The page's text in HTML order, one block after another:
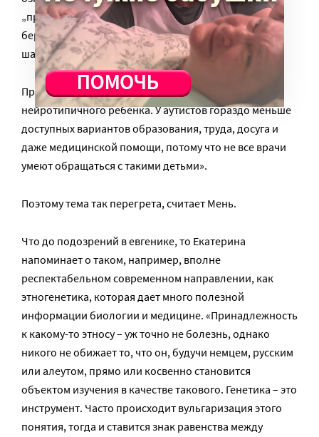
„прозевали ранние признаки“, „не подготовились к
беременности“, „наверняка обращались к
шарлатану“.
Права детей с аутизмом до сих пор не равны правам
нейротипичного ребенка. У аутистов гораздо меньше
доступных вариантов образования, труда, досуга и
даже медицинской помощи, потому что не все врачи
умеют обращаться с такими детьми».
Поэтому тема так перегрета, считает Мень.
Что до подозрений в евгенике, то Екатерина
напоминает о таком, например, вполне
респектабельном современном направлении, как
этногенетика, которая дает много полезной
информации биологии и медицине. «Принадлежность
к какому-то этносу – уж точно не болезнь, однако
никого не обижает то, что он, будучи немцем, русским
или алеутом, прямо или косвенно становится
объектом изучения в качестве такового. Генетика – это
инструмент. Часто происходит вульгаризация этого
понятия, тогда и ставится знак равенства между